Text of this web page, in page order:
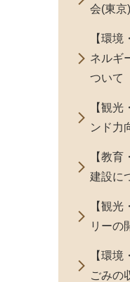
会(東京
【環
ネルギ
ついて
【観
ンド力
【教
建設に
【観
リーの
【環
ごみの